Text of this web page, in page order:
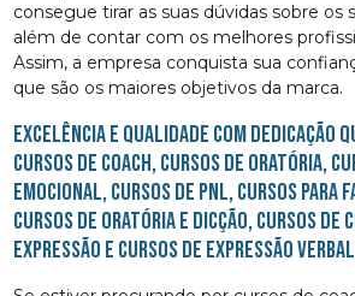
consegue tirar as suas dúvidas sobre os
além de contar com os melhores
Assim, a empresa conquista sua
que são os maiores objetivos da marca.
Excelência e qualidade com dedicação
cursos de coach, cursos de oratória,
emocional, cursos de pnl, cursos para
cursos de oratória e dicção, cursos de
expressão e cursos de expressão